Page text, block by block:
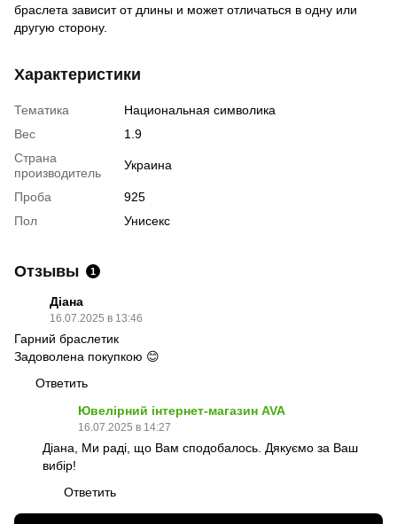
браслета зависит от длины и может отличаться в одну или
другую сторону.
Характеристики
Тематика
Национальная символика
Вес
1.9
Страна
производитель
Украина
Проба
925
Пол
Унисекс
Отзывы 1
Діана
16.07.2025 в 13:46
Гарний браслетик
Задоволена покупкою 😊
Ответить
Ювелірний інтернет-магазин AVA
16.07.2025 в 14:27
Діана, Ми раді, що Вам сподобалось. Дякуємо за Ваш
вибір!
Ответить